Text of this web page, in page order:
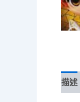
描述